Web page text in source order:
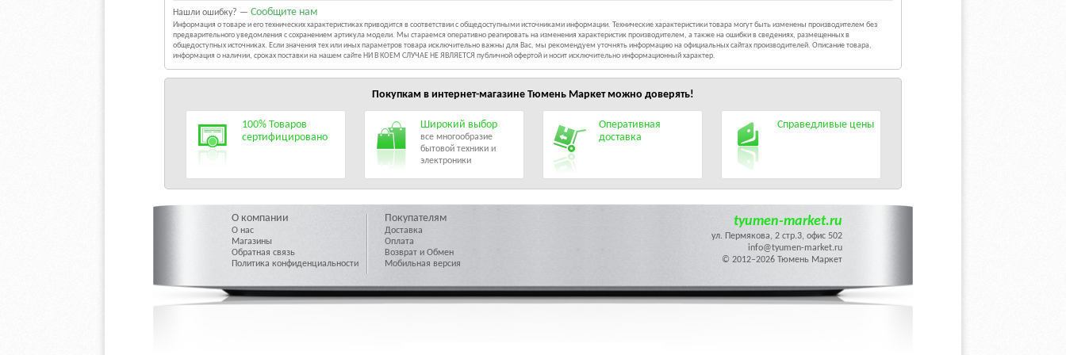
Нашли ошибку? — Сообщите нам
Информация о товаре и его технических характеристиках приводится в соответствии с общедоступными источниками информации. Технические характеристики товара могут быть изменены производителем без
предварительного уведомления с сохранением артикула модели. Мы стараемся оперативно реагировать на изменения характеристик производителем, а также на ошибки в сведениях, размещенных в
общедоступных источниках. Если значения тех или иных параметров товара исключительно важны для Вас, мы рекомендуем уточнять информацию на официальных сайтах производителей. Описание товара,
информация о наличии, сроках поставки на нашем сайте НИ В КОЕМ СЛУЧАЕ НЕ ЯВЛЯЕТСЯ публичной офертой и носит исключительно информационный характер.
Покупкам в интернет-магазине Тюмень Маркетможно доверять!
100% Товаров
сертифицировано
Широкий выбор
все многообразие
бытовой техники и
электроники
Оперативная
доставка
Справедливые цены
О компании
О нас
Магазины
Обратная связь
Политика конфиденциальности
Покупателям
Доставка
Оплата
Возврат и Обмен
Мобильная версия
tyumen-market.ru
ул. Пермякова, 2 стр.3, офис 502
info@tyumen-market.ru
© 2012–2026 Тюмень Маркет